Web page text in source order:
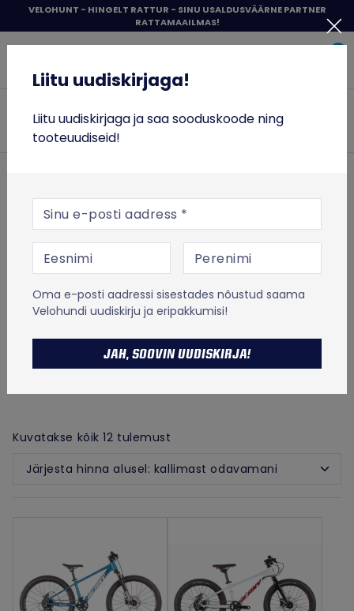
sisu
juurde
VELOHUNT - HINGELT RATTUR - SINU USALDUSVÄÄRNE PARTNER
RATTAMAAILMAS!
20" JOOKSUDEGA
TOOTED FILTRID
20 tolliste jooksudega kerged
Kuvatakse kõik 12 tulemust
järgi:
RATTASÕIT
TOIT JA TREENING
VABA AEG
% SOODUS
MICRO TÕUKERATASTE LAOTÜHJENDUS
Liitu uudiskirjaga!
Liitu uudiskirjaga!
Liitu uudiskirjaga ja saa sooduskoode ning
tooteuudiseid!
E-posti aadress
Oma e-posti aadressi sisestades nõustud saama
Velohundi uudiskirju ja eripakkumisi!
JAH, SOOVIN UUDISKIRJA!